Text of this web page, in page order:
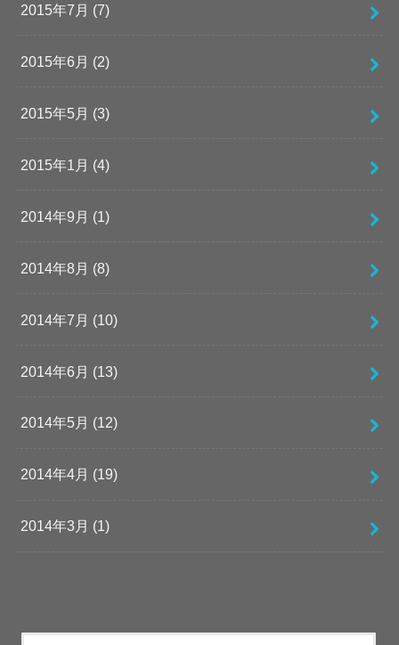
2015年7月 (7)
2015年6月 (2)
2015年5月 (3)
2015年1月 (4)
2014年9月 (1)
2014年8月 (8)
2014年7月 (10)
2014年6月 (13)
2014年5月 (12)
2014年4月 (19)
2014年3月 (1)